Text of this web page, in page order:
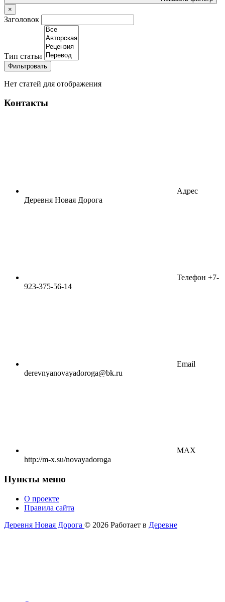
×
Заголовок
Тип статьи
Фильтровать
Нет статей для отображения
Контакты
Адрес
Деревня Новая Дорога
Телефон +7-
923-375-56-14
Email
derevnyanovayadoroga@bk.ru
MAX
http://m-x.su/novayadoroga
Пункты меню
О проекте
Правила сайта
Деревня Новая Дорога © 2026 Работает в Деревне